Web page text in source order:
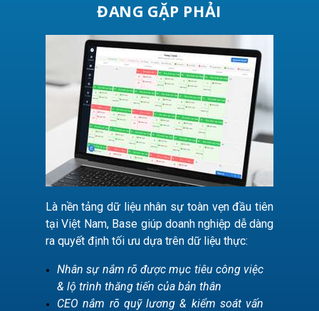
Là nền tảng dữ liệu nhân sự toàn vẹn đầu tiên
tại Việt Nam, Base giúp doanh nghiệp dễ dàng
ra quyết định tối ưu dựa trên dữ liệu thực:
Nhân sự nắm rõ được mục tiêu công việc
& lộ trình thăng tiến của bản thân
CEO nắm rõ quỹ lương & kiểm soát vấn
ĐANG GẶP PHẢI